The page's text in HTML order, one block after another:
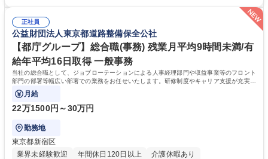
常に改善を目指す風土のため、安心して業務に取り組んでいただけます。
募集職種 【大阪・京都・滋賀】営業事務 ※未経験可
により、キーエンスの付加価値向上に貢献します。ベースの定型業務に加
えて、お客様や社員の状況に合わせ、能動的なサポート、改善の動きも期
待され。組織を支えるスペシャリストとして、チームに貢献し、結果的に
社員から頼られる存在になることができます。平均19:30の退勤以降の業
務の持ち帰りも禁止されており、メリハリのある働き方となります。 学
歴・資格 学歴：大学院 大学 高専 短大 語学力： 資格：
正社員
公益財団法人東京都道路整備保全公社
【都庁グループ】総合職(事務) 残業月平均9時間未満/有
給年平均16日取得 一般事務
当社の総合職として、ジョブローテーションによる人事経理部門や収益事業等のフロント
部門の部署等幅広い部署での業務をお任せいたします。研修制度やキャリア支援が充実し
ております！ ※下記業務詳細
月給
22万1500円～30万円
勤務地
東京都新宿区
業界未経験歓迎
年間休日120日以上
介護休暇あり